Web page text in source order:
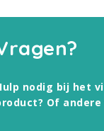
nodig bij het
Of andere